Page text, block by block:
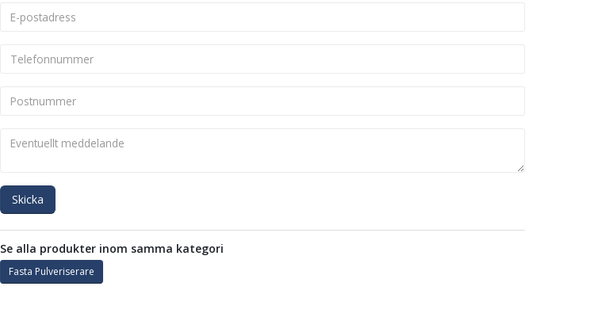
Skicka
Se alla produkter inom samma kategori
Fasta Pulveriserare